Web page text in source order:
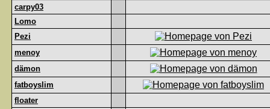
carpy03
Lomo
Pezi
menoy
dämon
fatboyslim
floater